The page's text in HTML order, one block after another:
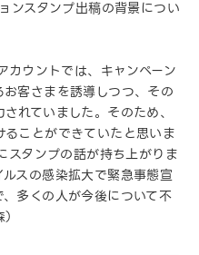
ンスタンプ出稿の背景につい
カウントでは、キャンペーン
客さまを誘導しつつ、その
れていました。そのため、
ことができていたと思いま
タンプの話が持ち上がりま
スの感染拡大で緊急事態宣
多くの人が今後について不